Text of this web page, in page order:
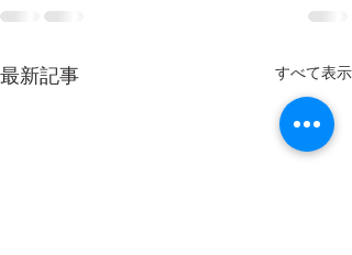
最新記事 すべて表示